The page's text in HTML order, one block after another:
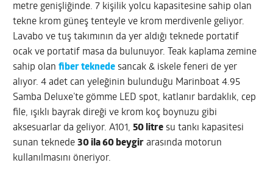
metre genişliğinde. 7 kişilik yolcu kapasitesine sahip olan
tekne krom güneş tenteyle ve krom merdivenle geliyor.
Lavabo ve tuş takımının da yer aldığı teknede portatif
ocak ve portatif masa da bulunuyor. Teak kaplama zemine
sahip olanfiber teknede sancak & iskele feneri de yer
alıyor. 4 adet can yeleğinin bulunduğu Marinboat 4.95
Samba Deluxe’te gömme LED spot, katlanır bardaklık, cep
file, ışıklı bayrak direği ve krom koç boynuzu gibi
aksesuarlar da geliyor. A101,50 litre su tankı kapasitesi
sunan teknede30 ila 60 beygir arasında motorun
kullanılmasını öneriyor.